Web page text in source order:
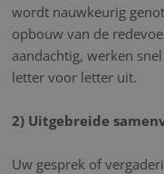
wordt nauwkeurig
opbouw van de
aandachtig, werken
letter voor letter uit.
2) Uitgebreide
Uw gesprek of